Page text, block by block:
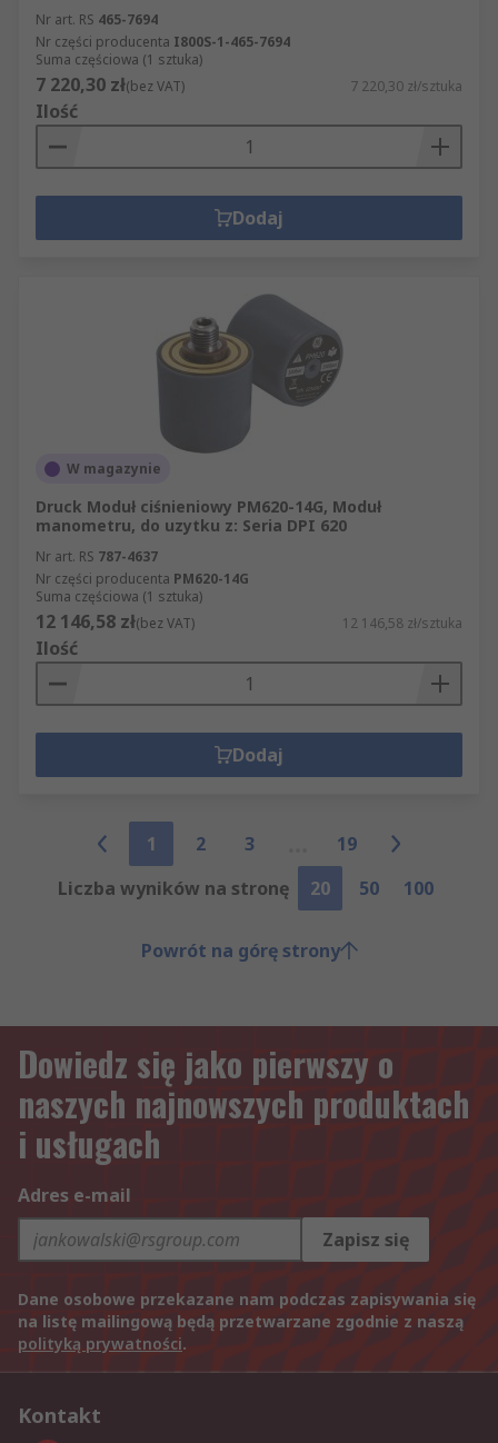
Nr art. RS 465-7694
Nr części producenta I800S-1-465-7694
Suma częściowa (1 sztuka)
7 220,30 zł(bez VAT) 7 220,30 zł/sztuka
Ilość
Dodaj
W magazynie
Druck Moduł ciśnieniowy PM620-14G, Moduł
manometru, do uzytku z: Seria DPI 620
Nr art. RS 787-4637
Nr części producenta PM620-14G
Suma częściowa (1 sztuka)
12 146,58 zł(bez VAT) 12 146,58 zł/sztuka
Ilość
Dodaj
1 2 3
19
Liczba wyników na stronę
20 50 100
Powrót na górę strony
Dowiedz się jako pierwszy o
naszych najnowszych produktach
i usługach
Adres e-mail
Zapisz się
Dane osobowe przekazane nam podczas zapisywania się
na listę mailingową będą przetwarzane zgodnie z naszą
polityką prywatności.
Kontakt